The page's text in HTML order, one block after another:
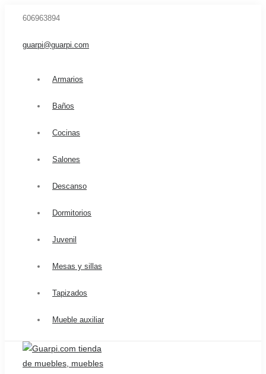
606963894
guarpi@guarpi.com
Armarios
Baños
Cocinas
Salones
Descanso
Dormitorios
Juvenil
Mesas y sillas
Tapizados
Mueble auxiliar